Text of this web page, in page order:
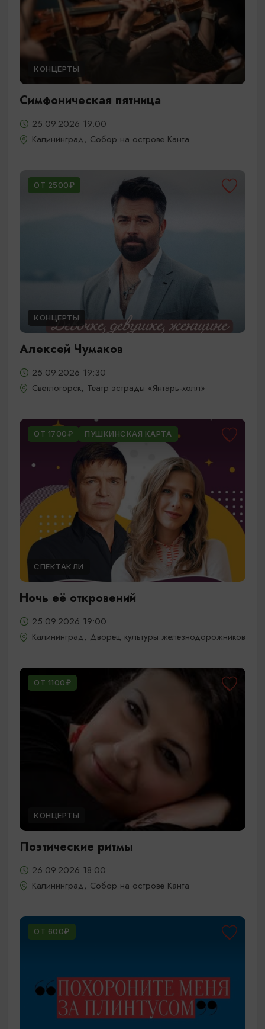
КОНЦЕРТЫ
Симфоническая пятница
25.09.2026 19:00
Калининград, Собор на острове Канта
ОТ 2500₽
КОНЦЕРТЫ
Алексей Чумаков
25.09.2026 19:30
Светлогорск, Театр эстрады «Янтарь-холл»
ОТ 1700₽ ПУШКИНСКАЯ КАРТА
СПЕКТАКЛИ
Ночь её откровений
25.09.2026 19:00
Калининград, Дворец культуры железнодорожников
ОТ 1100₽
КОНЦЕРТЫ
Поэтические ритмы
26.09.2026 18:00
Калининград, Собор на острове Канта
ОТ 600₽